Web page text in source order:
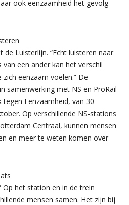
ook eenzaamheid het gevolg
Luisterlijn. “Echt luisteren naar
een ander kan het verschil
eenzaam voelen.” De
samenwerking met NS en ProRail
Eenzaamheid, van 30
Op verschillende NS-stations
Centraal, kunnen mensen
en meer te weten komen over
Op het station en in de trein
mensen samen. Het zijn bij